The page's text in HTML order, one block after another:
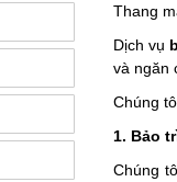
Thang
Dịch vụ
và ngăn
Chúng
1. Bảo
Chúng